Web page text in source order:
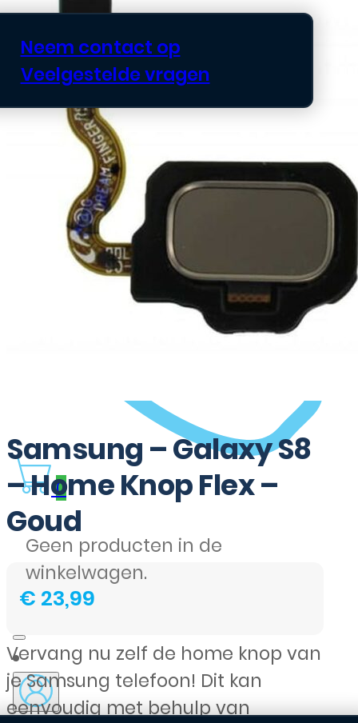
Neem contact op
Veelgestelde vragen
0
Geen producten in de
winkelwagen.
Samsung – Galaxy S8
– Home Knop Flex –
Goud
€ 23,99
Vervang nu zelf de home knop van
je Samsung telefoon! Dit kan
eenvoudig met behulp van